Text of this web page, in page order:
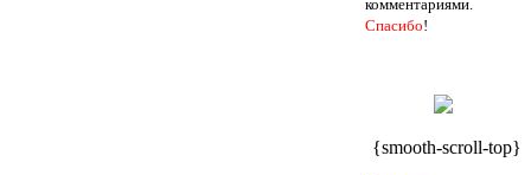
комментариями.
Спасибо!
{smooth-scroll-top}